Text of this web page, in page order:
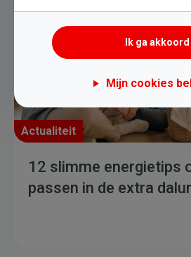
Actualiteit
12 slimme energietips
passen in de extra
Ik ga akkoord
Mijn cookies